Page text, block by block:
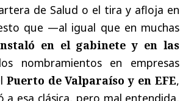
de Salud o el tira y afloja en
que —al igual que en muchas
en el gabinete y en las
nombramientos en empresas
Puerto de Valparaíso y en EFE,
a esa clásica, pero mal entendida,